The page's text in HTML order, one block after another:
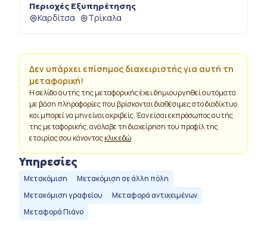
Δεν υπάρχει επίσημος διαχειριστής για αυτή τη
μεταφορική!
Η σελίδα αυτής της μεταφορικής έχει δημιουργηθεί αυτόματα
με βάση πληροφορίες που βρίσκονται διαθέσιμες στο διαδίκτυο
και μπορεί να μην είναι ακριβείς. Έαν είσαι εκπρόσωπος αυτής
της μεταφορικής, ανάλαβε τη διαχείρηση του προφίλ της
εταιρίας σου κάνονταςκλικ εδώ
Υπηρεσίες
Μετακόμιση
Μετακόμιση σε άλλη πόλη
Μετακόμιση γραφείου
Μεταφορά αντικειμένων
Μεταφορά Πιάνο
Περιοχές Εξυπηρέτησης
Καρδίτσα Τρίκαλα